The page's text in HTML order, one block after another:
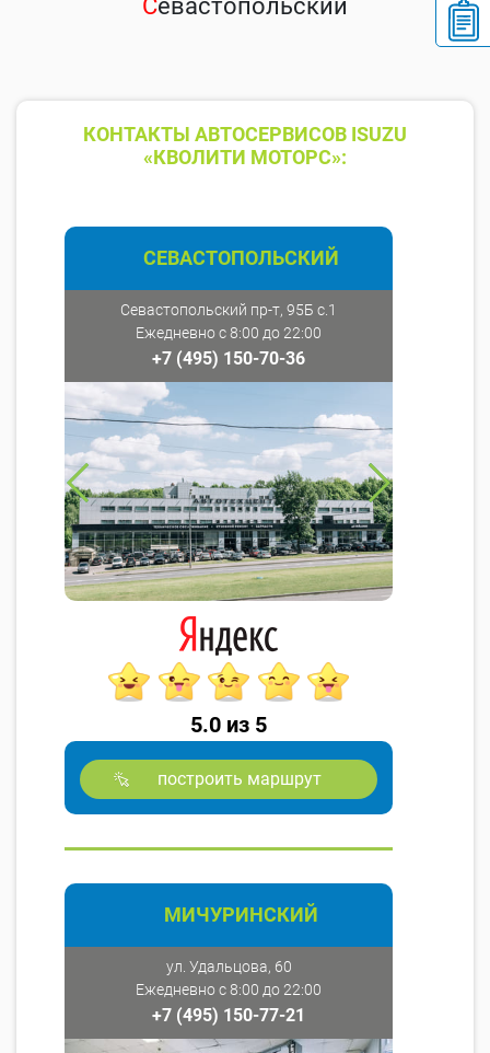
Севастопольский
КОНТАКТЫ АВТОСЕРВИСОВ ISUZU
«КВОЛИТИ МОТОРС»:
СЕВАСТОПОЛЬСКИЙ
Севастопольский пр-т, 95Б с.1
Ежедневно с 8:00 до 22:00
+7 (495) 150-70-36
5.0 из 5
построить маршрут
МИЧУРИНСКИЙ
ул. Удальцова, 60
Ежедневно с 8:00 до 22:00
+7 (495) 150-77-21